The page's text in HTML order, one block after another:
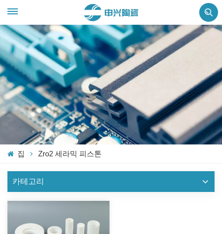
집 Zro2 세라믹 피스톤
카테고리